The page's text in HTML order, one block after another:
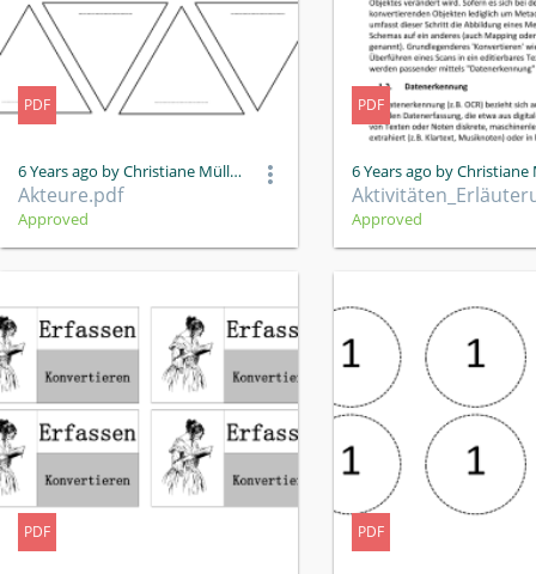
PDF
6 Years ago by Christiane Müller
Akteure.pdf
Approved
PDF
Approved
PDF PDF